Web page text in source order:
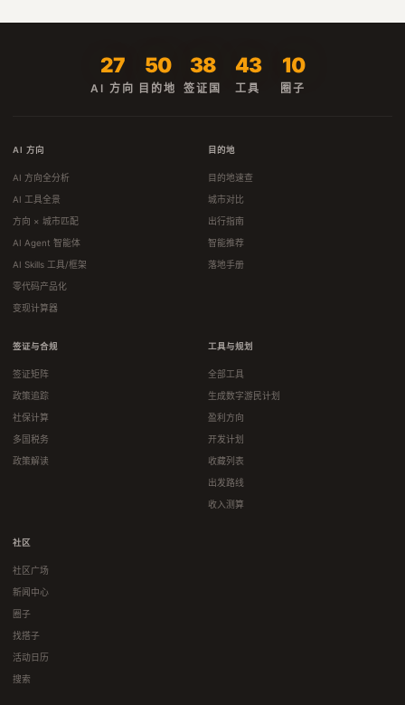
27
AI 方向
50
目的地
38
签证国
43
工具
10
圈子
AI 方向
AI 方向全分析
AI 工具全景
方向 × 城市匹配
AI Agent 智能体
AI Skills 工具/框架
零代码产品化
变现计算器
目的地
目的地速查
城市对比
出行指南
智能推荐
落地手册
签证与合规
签证矩阵
政策追踪
社保计算
多国税务
政策解读
工具与规划
全部工具
生成数字游民计划
盈利方向
开发计划
收藏列表
出发路线
收入测算
社区
社区广场
新闻中心
圈子
找搭子
活动日历
搜索